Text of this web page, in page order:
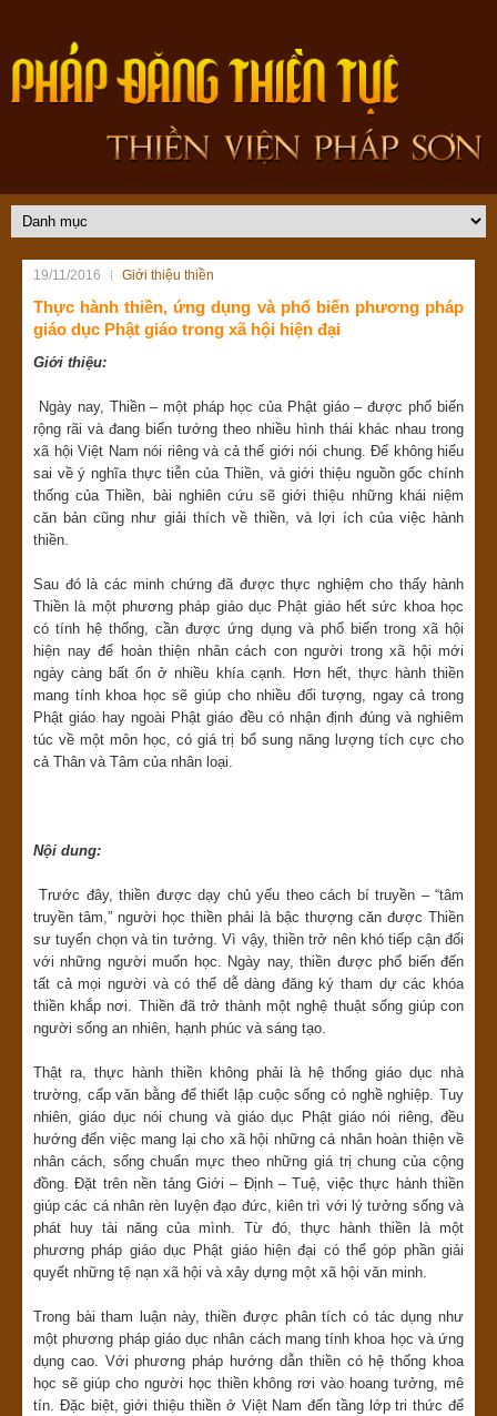
19/11/2016 Giới thiệu thiền
Thực hành thiền, ứng dụng và phổ biến phương pháp
giáo dục Phật giáo trong xã hội hiện đại
Giới thiệu:
Ngày nay, Thiền – một pháp học của Phật giáo – được phổ biến
rộng rãi và đang biến tướng theo nhiều hình thái khác nhau trong
xã hội Việt Nam nói riêng và cả thế giới nói chung. Để không hiểu
sai về ý nghĩa thực tiễn của Thiền, và giới thiệu nguồn gốc chính
thống của Thiền, bài nghiên cứu sẽ giới thiệu những khái niệm
căn bản cũng như giải thích về thiền, và lợi ích của việc hành
thiền.
Sau đó là các minh chứng đã được thực nghiệm cho thấy hành
Thiền là một phương pháp giáo dục Phật giáo hết sức khoa học
có tính hệ thống, cần được ứng dụng và phổ biến trong xã hội
hiện nay để hoàn thiện nhân cách con người trong xã hội mới
ngày càng bất ổn ở nhiều khía cạnh. Hơn hết, thực hành thiền
mang tính khoa học sẽ giúp cho nhiều đối tượng, ngay cả trong
Phật giáo hay ngoài Phật giáo đều có nhận định đúng và nghiêm
túc về một môn học, có giá trị bổ sung năng lượng tích cực cho
cả Thân và Tâm của nhân loại.
Nội dung:
Trước đây, thiền được dạy chủ yếu theo cách bí truyền – “tâm
truyền tâm,” người học thiền phải là bậc thượng căn được Thiền
sư tuyển chọn và tin tưởng. Vì vậy, thiền trở nên khó tiếp cận đối
với những người muốn học. Ngày nay, thiền được phổ biến đến
tất cả mọi người và có thể dễ dàng đăng ký tham dự các khóa
thiền khắp nơi. Thiền đã trở thành một nghệ thuật sống giúp con
người sống an nhiên, hạnh phúc và sáng tạo.
Thật ra, thực hành thiền không phải là hệ thống giáo dục nhà
trường, cấp văn bằng để thiết lập cuộc sống có nghề nghiệp. Tuy
nhiên, giáo dục nói chung và giáo dục Phật giáo nói riêng, đều
hướng đến việc mang lại cho xã hội những cá nhân hoàn thiện về
nhân cách, sống chuẩn mực theo những giá trị chung của cộng
đồng. Đặt trên nền tảng Giới – Định – Tuệ, việc thực hành thiền
giúp các cá nhân rèn luyện đạo đức, kiên trì với lý tưởng sống và
phát huy tài năng của mình. Từ đó, thực hành thiền là một
phương pháp giáo dục Phật giáo hiện đại có thể góp phần giải
quyết những tệ nạn xã hội và xây dựng một xã hội văn minh.
Trong bài tham luận này, thiền được phân tích có tác dụng như
một phương pháp giáo dục nhân cách mang tính khoa học và ứng
dụng cao. Với phương pháp hướng dẫn thiền có hệ thống khoa
học sẽ giúp cho người học thiền không rơi vào hoang tưởng, mê
tín. Đặc biệt, giới thiệu thiền ở Việt Nam đến tầng lớp tri thức để